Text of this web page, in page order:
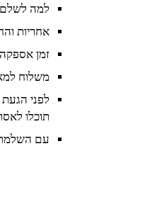
למה לשלם
אחריות והחלפות עד
זמן אספקה - עד 15-20 ימי עבודה - לא
משלוח
לפני
תוכלו
עם השלמת